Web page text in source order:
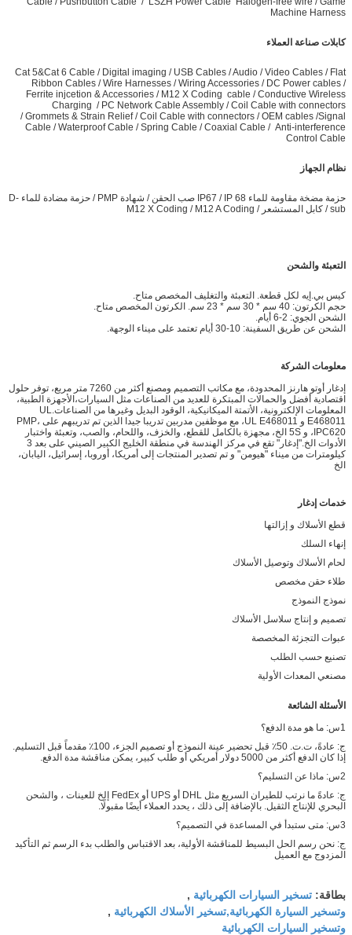
Machine Harness
كابلات صناعة العملاء
Cat 5&Cat 6 Cable / Digital imaging / USB Cables / Audio / Video Cables / Flat
Ribbon Cables / Wire Harnesses / Wiring Accessories / DC Power cables /
Ferrite injcetion & Accessories / M12 X Coding cable / Conductive Wireless
Charging / PC Network Cable Assembly / Coil Cable with connectors
/ Grommets & Strain Relief / Coil Cable with connectors / OEM cables /Signal
Cable / Waterproof Cable / Spring Cable / Coaxial Cable / Anti-interference
Control Cable
نظام الجهاز
حزمة مضخة مقاومة للماء IP67 / IP 68 صب الحقن / شهادة PMP / حزمة مضادة للماء D-
sub / كابل المستشعر / M12 X Coding / M12 A Coding
التعبئة والشحن
كيس بي.إيه لكل قطعة. التعبئة والتغليف المخصص متاح.
حجم الكرتون: 40 سم * 30 سم * 23 سم. الكرتون المخصص متاح.
الشحن الجوي: 2-6 أيام.
الشحن عن طريق السفينة: 10-30 أيام تعتمد على ميناء الوجهة.
معلومات الشركة
إدغار أوتو هارنز المحدودة، مع مكاتب التصميم ومصنع أكثر من 7260 متر مربع، توفر حلول
اقتصادية أفضل والحمالات المبتكرة للعديد من الصناعات مثل السيارات،الأجهزة الطبية،
المعلومات الإلكترونية، الأتمتة الميكانيكية، الوقود البديل وغيرها من الصناعات.UL
E468011 و UL E468011، مع موظفين مدربين تدريبا جيدا الذين تم تدريبهم على PMP،
IPC620، و 5S الخ، مجهزة بالكامل للقطع، والخزف، واللحام، والصب، وتعبئة واختبار
الأدوات الخ."إدغار" تقع في مركز الهندسة في منطقة الخليج الكبير الصيني على بعد 3
كيلومترات من ميناء "هيومن" و تم تصدير المنتجات إلى أمريكا، أوروبا، إسرائيل، اليابان،
الخ
خدمات إدغار
قطع الأسلاك و إزالتها
إنهاء السلك
لحام الأسلاك وتوصيل الأسلاك
طلاء حقن مخصص
نموذج النموذج
تصميم و إنتاج سلاسل الأسلاك
عبوات التجزئة المخصصة
تصنيع حسب الطلب
مصنعي المعدات الأولية
الأسئلة الشائعة
1س: ما هو مدة الدفع؟
ج: عادةً، ت.ت. 50٪ قبل تحضير عينة النموذج أو تصميم الجزء، 100٪ مقدماً قبل التسليم.
إذا كان الدفع أكثر من 5000 دولار أمريكي أو طلب كبير، يمكن مناقشة مدة الدفع.
2س: ماذا عن التسليم؟
ج: عادةً ما نرتب للطيران السريع مثل DHL أو UPS أو FedEx إلخ للعينات ، والشحن
البحري للإنتاج الثقيل. بالإضافة إلى ذلك ، يحدد العملاء أيضًا مقبولًا.
3س: متى ستبدأ في المساعدة في التصميم؟
ج: نحن رسم الحل البسيط للمناقشة الأولية، بعد الاقتباس والطلب بدء الرسم ثم التأكيد
المزدوج مع العميل
بطاقة: تسخير السيارات الكهربائية ,
وتسخير السيارة الكهربائية,تسخير الأسلاك الكهربائية ,
وتسخير السيارات الكهربائية